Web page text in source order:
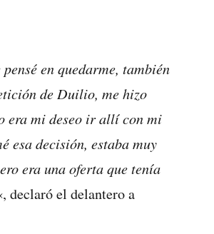
pensé en quedarme, también
de Duilio, me hizo
era mi deseo ir allí con mi
esa decisión, estaba muy
era una oferta que tenía
declaró el delantero a